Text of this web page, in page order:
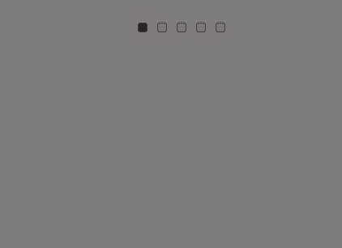
Zu Kachel: 0
Zu Kachel: 3
Zu Kachel: 6
Zu Kachel: 9
Zu Kachel: 12